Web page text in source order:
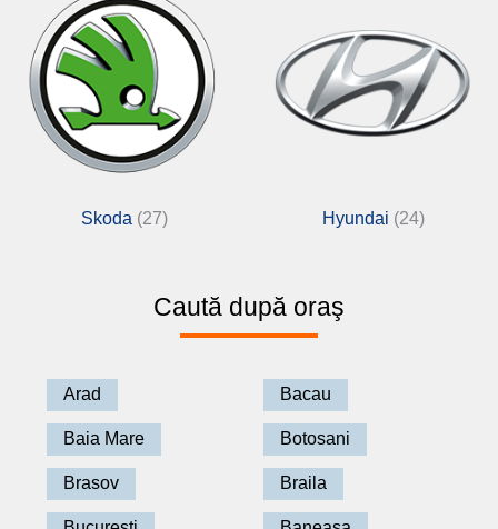
Skoda (27) Hyundai (24)
Caută după oraş
Arad Bacau
Baia Mare Botosani
Brasov Braila